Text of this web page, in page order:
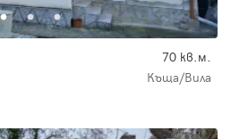
70 кв.м.
Къща/Вила